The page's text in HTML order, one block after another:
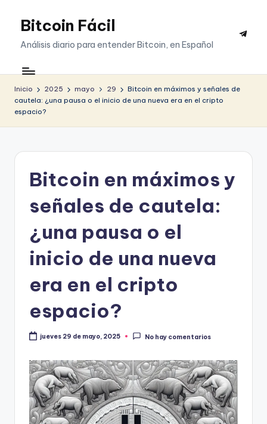
SaltarBitcoin Fácil
Análisis diario para entender Bitcoin, en Español
Inicio 2025 mayo 29
Bitcoin en máximos y señales de
cautela: ¿una pausa o el inicio de una nueva era en el cripto
espacio?
Bitcoin en máximos y
señales de cautela:
¿una pausa o el
inicio de una nueva
era en el cripto
espacio?
jueves 29 de mayo, 2025 No hay comentarios